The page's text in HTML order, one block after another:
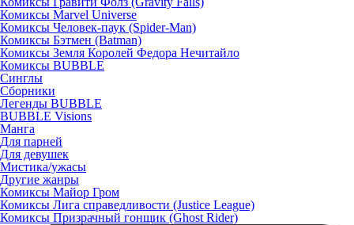
Комиксы Marvel Universe
Комиксы Человек-паук (Spider-Man)
Комиксы Бэтмен (Batman)
Комиксы Земля Королей Федора Нечитайло
Комиксы BUBBLE
Синглы
Сборники
Легенды BUBBLE
BUBBLE Visions
Манга
Для парней
Для девушек
Мистика/ужасы
Другие жанры
Комиксы Майор Гром
Комиксы Лига справедливости (Justice League)
Комиксы Призрачный гонщик (Ghost Rider)